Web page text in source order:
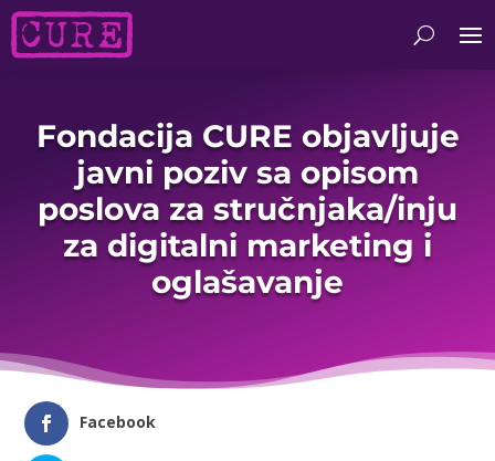
Fondacija CURE objavljuje
javni poziv sa opisom
poslova za stručnjaka/inju
za digitalni marketing i
oglašavanje
Facebook